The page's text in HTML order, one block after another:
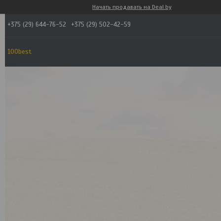
Начать продавать на Deal.by
+375 (29) 644-76-52 +375 (29) 502-42-59
100best